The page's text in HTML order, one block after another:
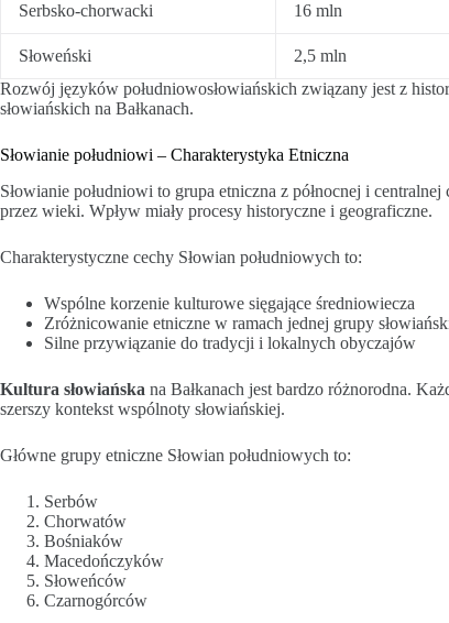
Serbsko-chorwacki 16 mln
Słoweński 2,5 mln
Rozwój języków południowosłowiańskich związany jest z
słowiańskich na Bałkanach.
Słowianie południowi – Charakterystyka Etniczna
Słowianie południowi to grupa etniczna z północnej i centralnej
przez wieki. Wpływ miały procesy historyczne i geograficzne.
Charakterystyczne cechy Słowian południowych to:
Wspólne korzenie kulturowe sięgające średniowiecza
Zróżnicowanie etniczne w ramach jednej grupy
Silne przywiązanie do tradycji i lokalnych obyczajów
Kultura słowiańska na Bałkanach jest bardzo różnorodna.
szerszy kontekst wspólnoty słowiańskiej.
Główne grupy etniczne Słowian południowych to:
Serbów
Chorwatów
Bośniaków
Macedończyków
Słoweńców
Czarnogórców